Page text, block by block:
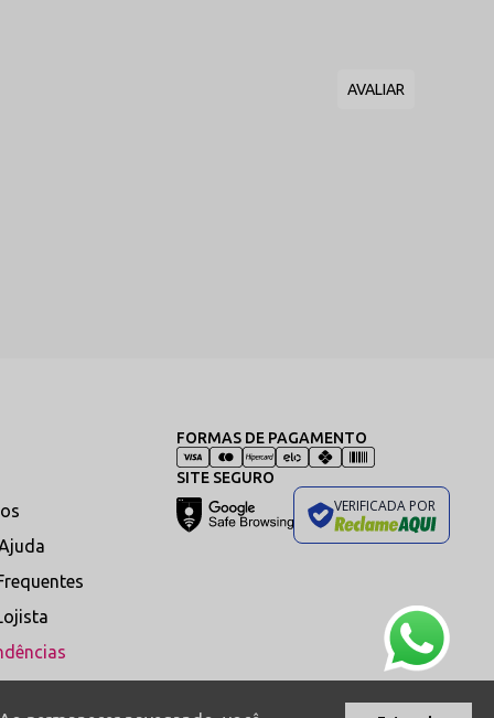
bacia, evitando esfregar as fibras com força para não puxar
neon — e resseca as costuras. Deixe secar
de passar derrete as tramas sintéticas
e um visual extremamente sensual. É ideal para
leveza sem comprometer a resistência da peça. Ainda
às curvas do corpo com conforto e caimento justo,
conjuntos sensuais, criando um efeito sofisticado e
cuidados ajudam a preservar a elasticidade, a
FORMAS DE PAGAMENTO
SITE SEGURO
VERIFICADA POR